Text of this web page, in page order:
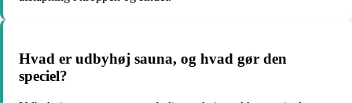
Hvad er udbyhøj sauna, og hvad gør den
speciel?